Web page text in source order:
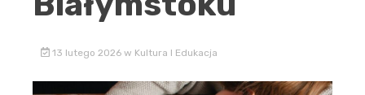
13 lutego 2026 w Kultura I Edukacja